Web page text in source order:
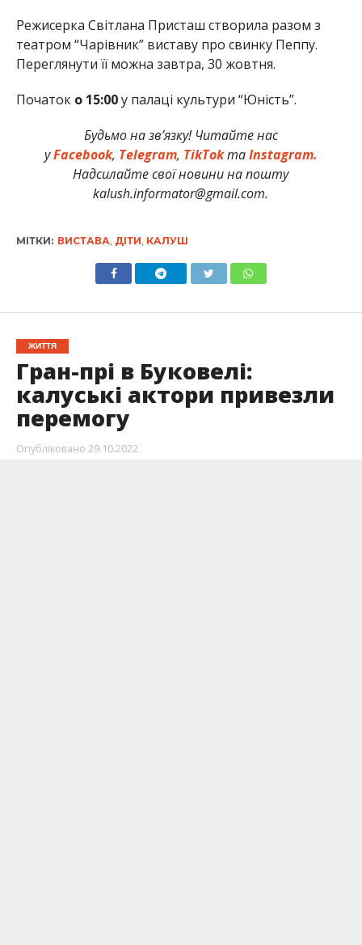
Режисерка Світлана Присташ створила разом з
театром “Чарівник” виставу про свинку Пеппу.
Переглянути її можна завтра, 30 жовтня.
Початоко 15:00у палаці культури “Юність”.
Будьмо на зв’язку! Читайте нас
уFacebook, Telegram, TikTokтаInstagram.
Надсилайте свої новини на пошту
kalush.informator@gmail.com.
МІТКИ: ВИСТАВА, ДІТИ, КАЛУШ
ЖИТТЯ
Гран-прі в Буковелі:
калуські актори привезли
перемогу
Опубліковано 29.10.2022